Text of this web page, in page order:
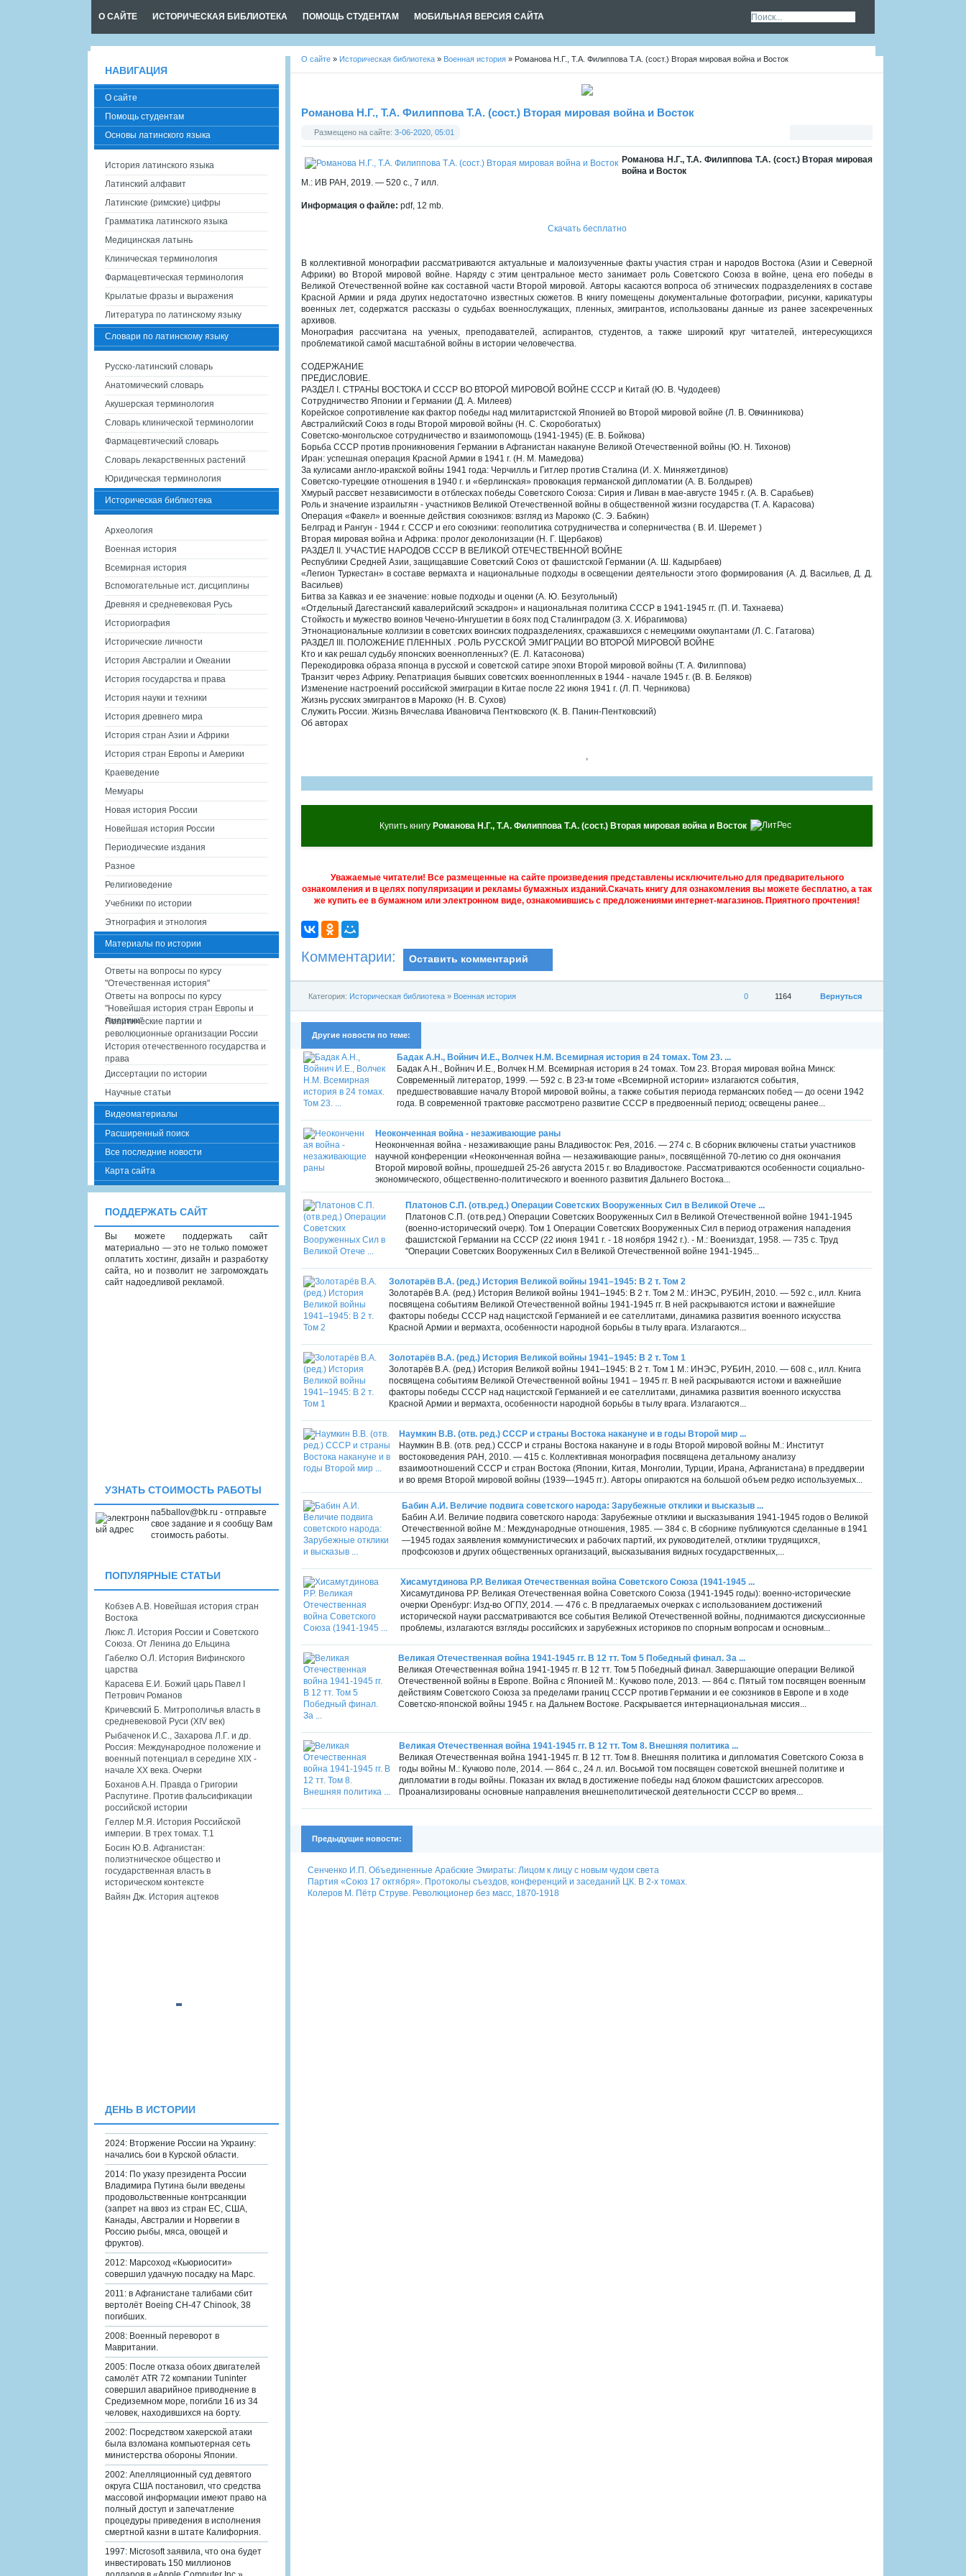
О САЙТЕ ИСТОРИЧЕСКАЯ БИБЛИОТЕКА ПОМОЩЬ СТУДЕНТАМ МОБИЛЬНАЯ ВЕРСИЯ САЙТА
О сайте » Историческая библиотека » Военная история » Романова Н.Г., Т.А. Филиппова Т.А. (сост.) Вторая мировая война и Восток
Романова Н.Г., Т.А. Филиппова Т.А. (сост.) Вторая мировая война и Восток
Размещено на сайте: 3-06-2020, 05:01
Романова Н.Г., Т.А. Филиппова Т.А. (сост.) Вторая мировая
война и Восток
М.: ИВ РАН, 2019. — 520 с., 7 илл.
Информация о файле: pdf, 12 mb.
Скачать бесплатно
В коллективной монографии рассматриваются актуальные и малоизученные факты участия стран и народов Востока (Азии и Северной
Африки) во Второй мировой войне. Наряду с этим центральное место занимает роль Советского Союза в войне, цена его победы в
Великой Отечественной войне как составной части Второй мировой. Авторы касаются вопроса об этнических подразделениях в составе
Красной Армии и ряда других недостаточно известных сюжетов. В книгу помещены документальные фотографии, рисунки, карикатуры
военных лет, содержатся рассказы о судьбах военнослужащих, пленных, эмигрантов, использованы данные из ранее засекреченных
архивов.
Монография рассчитана на ученых, преподавателей, аспирантов, студентов, а также широкий круг читателей, интересующихся
проблематикой самой масштабной войны в истории человечества.
СОДЕРЖАНИЕ
ПРЕДИСЛОВИЕ.
РАЗДЕЛ I. СТРАНЫ ВОСТОКА И СССР ВО ВТОРОЙ МИРОВОЙ ВОЙНЕ СССР и Китай (Ю. В. Чудодеев)
Сотрудничество Японии и Германии (Д. А. Милеев)
Корейское сопротивление как фактор победы над милитаристской Японией во Второй мировой войне (Л. В. Овчинникова)
Австралийский Союз в годы Второй мировой войны (Н. С. Скоробогатых)
Советско-монгольское сотрудничество и взаимопомощь (1941-1945) (Е. В. Бойкова)
Борьба СССР против проникновения Германии в Афганистан накануне Великой Отечественной войны (Ю. Н. Тихонов)
Иран: успешная операция Красной Армии в 1941 г. (Н. М. Мамедова)
За кулисами англо-иракской войны 1941 года: Черчилль и Гитлер против Сталина (И. Х. Миняжетдинов)
Советско-турецкие отношения в 1940 г. и «берлинская» провокация германской дипломатии (А. В. Болдырев)
Хмурый рассвет независимости в отблесках победы Советского Союза: Сирия и Ливан в мае-августе 1945 г. (А. В. Сарабьев)
Роль и значение израильтян - участников Великой Отечественной войны в общественной жизни государства (Т. А. Карасова)
Операция «Факел» и военные действия союзников: взгляд из Марокко (С. Э. Бабкин)
Белград и Рангун - 1944 г. СССР и его союзники: геополитика сотрудничества и соперничества ( В. И. Шеремет )
Вторая мировая война и Африка: пролог деколонизации (Н. Г. Щербаков)
РАЗДЕЛ II. УЧАСТИЕ НАРОДОВ СССР В ВЕЛИКОЙ ОТЕЧЕСТВЕННОЙ ВОЙНЕ
Республики Средней Азии, защищавшие Советский Союз от фашистской Германии (А. Ш. Кадырбаев)
«Легион Туркестан» в составе вермахта и национальные подходы в освещении деятельности этого формирования (А. Д. Васильев, Д. Д.
Васильев)
Битва за Кавказ и ее значение: новые подходы и оценки (А. Ю. Безугольный)
«Отдельный Дагестанский кавалерийский эскадрон» и национальная политика СССР в 1941-1945 гг. (П. И. Тахнаева)
Стойкость и мужество воинов Чечено-Ингушетии в боях под Сталинградом (З. Х. Ибрагимова)
Этнонациональные коллизии в советских воинских подразделениях, сражавшихся с немецкими оккупантами (Л. С. Гатагова)
РАЗДЕЛ III. ПОЛОЖЕНИЕ ПЛЕННЫХ . РОЛЬ РУССКОЙ ЭМИГРАЦИИ ВО ВТОРОЙ МИРОВОЙ ВОЙНЕ
Кто и как решал судьбу японских военнопленных? (Е. Л. Катасонова)
Перекодировка образа японца в русской и советской сатире эпохи Второй мировой войны (Т. А. Филиппова)
Транзит через Африку. Репатриация бывших советских военнопленных в 1944 - начале 1945 г. (В. В. Беляков)
Изменение настроений российской эмиграции в Китае после 22 июня 1941 г. (Л. П. Черникова)
Жизнь русских эмигрантов в Марокко (Н. В. Сухов)
Служить России. Жизнь Вячеслава Ивановича Пентковского (К. В. Панин-Пентковский)
Об авторах
,
Купить книгу Романова Н.Г., Т.А. Филиппова Т.А. (сост.) Вторая мировая война и Восток
Уважаемые читатели! Все размещенные на сайте произведения представлены исключительно для предварительного
ознакомления и в целях популяризации и рекламы бумажных изданий.Скачать книгу для ознакомления вы можете бесплатно, а так
же купить ее в бумажном или электронном виде, ознакомившись с предложениями интернет-магазинов. Приятного прочтения!
Комментарии: Оставить комментарий
Вернуться
1164
0
Категория: Историческая библиотека » Военная история
Другие новости по теме:
Бадак А.Н., Войнич И.Е., Волчек Н.М. Всемирная история в 24 томах. Том 23. ...
Бадак А.Н., Войнич И.Е., Волчек Н.М. Всемирная история в 24 томах. Том 23. Вторая мировая война Минск:
Современный литератор, 1999. — 592 с. В 23-м томе «Всемирной истории» излагаются события,
предшествовавшие началу Второй мировой войны, а также события периода германских побед — до осени 1942
года. В современной трактовке рассмотрено развитие СССР в предвоенный период; освещены ранее...
Неоконченная война - незаживающие раны
Неоконченная война - незаживающие раны Владивосток: Рея, 2016. — 274 с. В сборник включены статьи участников
научной конференции «Неоконченная война — незаживающие раны», посвящённой 70-летию со дня окончания
Второй мировой войны, прошедшей 25-26 августа 2015 г. во Владивостоке. Рассматриваются особенности социально-
экономического, общественно-политического и военного развития Дальнего Востока...
Платонов С.П. (отв.ред.) Операции Советских Вооруженных Сил в Великой Отече ...
Платонов С.П. (отв.ред.) Операции Советских Вооруженных Сил в Великой Отечественной войне 1941-1945
(военно-исторический очерк). Том 1 Операции Советских Вооруженных Сил в период отражения нападения
фашистской Германии на СССР (22 июня 1941 г. - 18 ноября 1942 г.). - М.: Воениздат, 1958. — 735 с. Труд
"Операции Советских Вооруженных Сил в Великой Отечественной войне 1941-1945...
Золотарёв В.А. (ред.) История Великой войны 1941–1945: В 2 т. Том 2
Золотарёв В.А. (ред.) История Великой войны 1941–1945: В 2 т. Том 2 М.: ИНЭС, РУБИН, 2010. — 592 с., илл. Книга
посвящена событиям Великой Отечественной войны 1941-1945 гг. В ней раскрываются истоки и важнейшие
факторы победы СССР над нацистской Германией и ее сателлитами, динамика развития военного искусства
Красной Армии и вермахта, особенности народной борьбы в тылу врага. Излагаются...
Золотарёв В.А. (ред.) История Великой войны 1941–1945: В 2 т. Том 1
Золотарёв В.А. (ред.) История Великой войны 1941–1945: В 2 т. Том 1 М.: ИНЭС, РУБИН, 2010. — 608 с., илл. Книга
посвящена событиям Великой Отечественной войны 1941 – 1945 гг. В ней раскрываются истоки и важнейшие
факторы победы СССР над нацистской Германией и ее сателлитами, динамика развития военного искусства
Красной Армии и вермахта, особенности народной борьбы в тылу врага. Излагаются...
Наумкин В.В. (отв. ред.) СССР и страны Востока накануне и в годы Второй мир ...
Наумкин В.В. (отв. ред.) СССР и страны Востока накануне и в годы Второй мировой войны М.: Институт
востоковедения РАН, 2010. — 415 с. Коллективная монография посвящена детальному анализу
взаимоотношений СССР и стран Востока (Японии, Китая, Монголии, Турции, Ирана, Афганистана) в преддверии
и во время Второй мировой войны (1939—1945 гг.). Авторы опираются на большой объем редко используемых...
Бабин А.И. Величие подвига советского народа: Зарубежные отклики и высказыв ...
Бабин А.И. Величие подвига советского народа: Зарубежные отклики и высказывания 1941-1945 годов о Великой
Отечественной войне М.: Международные отношения, 1985. — 384 с. В сборнике публикуются сделанные в 1941
—1945 годах заявления коммунистических и рабочих партий, их руководителей, отклики трудящихся,
профсоюзов и других общественных организаций, высказывания видных государственных,...
Хисамутдинова Р.Р. Великая Отечественная война Советского Союза (1941-1945 ...
Хисамутдинова Р.Р. Великая Отечественная война Советского Союза (1941-1945 годы): военно-исторические
очерки Оренбург: Изд-во ОГПУ, 2014. — 476 с. В предлагаемых очерках с использованием достижений
исторической науки рассматриваются все события Великой Отечественной войны, поднимаются дискуссионные
проблемы, излагаются взгляды российских и зарубежных историков по спорным вопросам и основным...
Великая Отечественная война 1941-1945 гг. В 12 тт. Том 5 Победный финал. За ...
Великая Отечественная война 1941-1945 гг. В 12 тт. Том 5 Победный финал. Завершающие операции Великой
Отечественной войны в Европе. Война с Японией М.: Кучково поле, 2013. — 864 с. Пятый том посвящен военным
действиям Советского Союза за пределами границ СССР против Германии и ее союзников в Европе и в ходе
Советско-японской войны 1945 г. на Дальнем Востоке. Раскрывается интернациональная миссия...
Великая Отечественная война 1941-1945 гг. В 12 тт. Том 8. Внешняя политика ...
Великая Отечественная война 1941-1945 гг. В 12 тт. Том 8. Внешняя политика и дипломатия Советского Союза в
годы войны М.: Кучково поле, 2014. — 864 с., 24 л. ил. Восьмой том посвящен советской внешней политике и
дипломатии в годы войны. Показан их вклад в достижение победы над блоком фашистских агрессоров.
Проанализированы основные направления внешнеполитической деятельности СССР во время...
Предыдущие новости:
Сенченко И.П. Объединенные Арабские Эмираты: Лицом к лицу с новым чудом света
Партия «Союз 17 октября». Протоколы съездов, конференций и заседаний ЦК. В 2-х томах.
Колеров М. Пётр Струве. Революционер без масс, 1870-1918
НАВИГАЦИЯ
О сайте
Помощь студентам
Основы латинского языка
История латинского языка
Латинский алфавит
Латинские (римские) цифры
Грамматика латинского языка
Медицинская латынь
Клиническая терминология
Фармацевтическая терминология
Крылатые фразы и выражения
Литература по латинскому языку
Словари по латинскому языку
Русско-латинский словарь
Анатомический словарь
Акушерская терминология
Словарь клинической терминологии
Фармацевтический словарь
Словарь лекарственных растений
Юридическая терминология
Историческая библиотека
Археология
Военная история
Всемирная история
Вспомогательные ист. дисциплины
Древняя и средневековая Русь
Историография
Исторические личности
История Австралии и Океании
История государства и права
История науки и техники
История древнего мира
История стран Азии и Африки
История стран Европы и Америки
Краеведение
Мемуары
Новая история России
Новейшая история России
Периодические издания
Разное
Религиоведение
Учебники по истории
Этнография и этнология
Материалы по истории
Ответы на вопросы по курсу
"Отечественная история"
Ответы на вопросы по курсу
"Новейшая история стран Европы и
Америки"
Политические партии и
революционные организации России
История отечественного государства и
права
Диссертации по истории
Научные статьи
Видеоматериалы
Расширенный поиск
Все последние новости
Карта сайта
ПОДДЕРЖАТЬ САЙТ
Вы можете поддержать сайт
материально — это не только поможет
оплатить хостинг, дизайн и разработку
сайта, но и позволит не загромождать
сайт надоедливой рекламой.
УЗНАТЬ СТОИМОСТЬ РАБОТЫ
na5ballov@bk.ru - отправьте
свое задание и я сообщу Вам
стоимость работы.
ПОПУЛЯРНЫЕ СТАТЬИ
Кобзев А.В. Новейшая история стран
Востока
Люкс Л. История России и Советского
Союза. От Ленина до Ельцина
Габелко О.Л. История Вифинского
царства
Карасева Е.И. Божий царь Павел I
Петрович Романов
Кричевский Б. Митрополичья власть в
средневековой Руси (XIV век)
Рыбаченок И.С., Захарова Л.Г. и др.
Россия: Международное положение и
военный потенциал в середине XIX -
начале XX века. Очерки
Боханов А.Н. Правда о Григории
Распутине. Против фальсификации
российской истории
Геллер М.Я. История Российской
империи. В трех томах. Т.1
Босин Ю.В. Афганистан:
полиэтническое общество и
государственная власть в
историческом контексте
Вайян Дж. История ацтеков
ДЕНЬ В ИСТОРИИ
2024: Вторжение России на Украину:
начались бои в Курской области.
2014: По указу президента России
Владимира Путина были введены
продовольственные контрсанкции
(запрет на ввоз из стран ЕС, США,
Канады, Австралии и Норвегии в
Россию рыбы, мяса, овощей и
фруктов).
2012: Марсоход «Кьюриосити»
совершил удачную посадку на Марс.
2011: в Афганистане талибами сбит
вертолёт Boeing CH-47 Chinook, 38
погибших.
2008: Военный переворот в
Мавритании.
2005: После отказа обоих двигателей
самолёт ATR 72 компании Tuninter
совершил аварийное приводнение в
Средиземном море, погибли 16 из 34
человек, находившихся на борту.
2002: Посредством хакерской атаки
была взломана компьютерная сеть
министерства обороны Японии.
2002: Апелляционный суд девятого
округа США постановил, что средства
массовой информации имеют право на
полный доступ и запечатление
процедуры приведения в исполнения
смертной казни в штате Калифорния.
1997: Microsoft заявила, что она будет
инвестировать 150 миллионов